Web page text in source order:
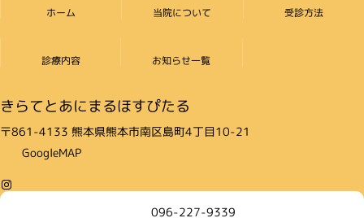
ホーム 当院について 受診方法
診療内容 お知らせ一覧
きらてとあにまるほすぴたる
〒861-4133 熊本県熊本市南区島町4丁目10-21
GoogleMAP
Instagram
096-227-9339